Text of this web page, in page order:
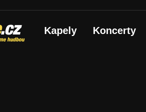
Kapely Koncerty